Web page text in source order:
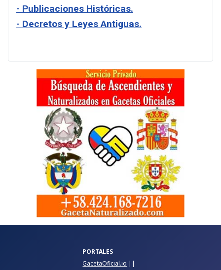
- Publicaciones Históricas.
- Decretos y Leyes Antiguas.
PORTALES
GacetaOficial.io ||